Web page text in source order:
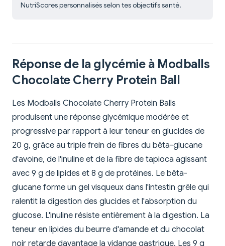
NutriScores personnalisés selon tes objectifs santé.
Réponse de la glycémie à Modballs
Chocolate Cherry Protein Ball
Les Modballs Chocolate Cherry Protein Balls
produisent une réponse glycémique modérée et
progressive par rapport à leur teneur en glucides de
20 g, grâce au triple frein de fibres du bêta-glucane
d'avoine, de l'inuline et de la fibre de tapioca agissant
avec 9 g de lipides et 8 g de protéines. Le bêta-
glucane forme un gel visqueux dans l'intestin grêle qui
ralentit la digestion des glucides et l'absorption du
glucose. L'inuline résiste entièrement à la digestion. La
teneur en lipides du beurre d'amande et du chocolat
noir retarde davantage la vidange gastrique. Les 9 g